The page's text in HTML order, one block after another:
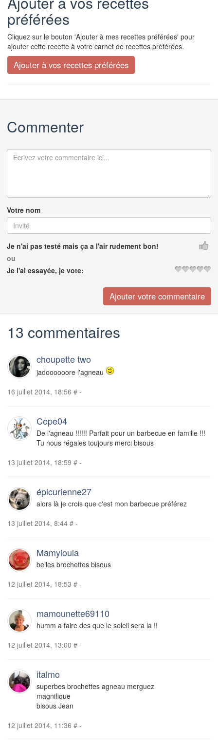
préférées
Cliquez sur le bouton 'Ajouter à mes recettes préférées' pour
ajouter cette recette à votre carnet de recettes préférées.
Commenter
Votre nom
Je n'ai pas testé mais ça a l'air rudement bon!
ou
Je l'ai essayée, je vote:
13 commentaires
choupette two
jadoooooore l'agneau
16 juillet 2014, 18:56 # -
Cepe04
De l'agneau !!!!!! Parfait pour un barbecue en famille !!!
Tu nous régales toujours merci bisous
13 juillet 2014, 18:59 # -
épicurienne27
alors là je crois que c'est mon barbecue préférez
13 juillet 2014, 8:44 # -
Mamyloula
belles brochettes bisous
12 juillet 2014, 18:53 # -
mamounette69110
humm a faire des que le soleil sera la !!
12 juillet 2014, 13:00 # -
italmo
superbes brochettes agneau merguez
magnifique
bisous Jean
12 juillet 2014, 11:36 # -